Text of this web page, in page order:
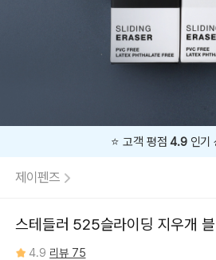
⭐️ 고객 평점4.9인기
제이펜즈
스테들러 525슬라이딩 지우개
4.9 리뷰 75